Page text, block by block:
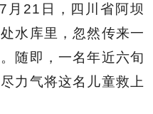
月21日，四川省阿坝
水库里，忽然传来一
随即，一名年近六旬
力气将这名儿童救上